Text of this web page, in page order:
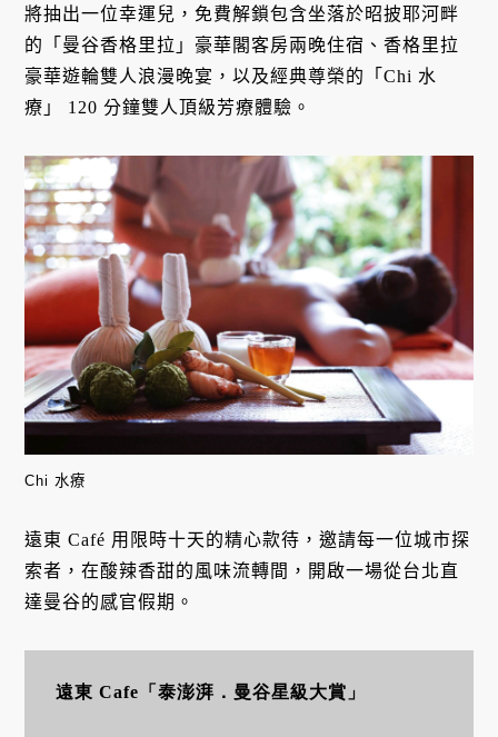
將抽出一位幸運兒，免費解鎖包含坐落於昭披耶河畔
的「曼谷香格里拉」豪華閣客房兩晚住宿、香格里拉
豪華遊輪雙人浪漫晚宴，以及經典尊榮的「Chi 水
療」 120 分鐘雙人頂級芳療體驗。
Chi 水療
遠東 Café 用限時十天的精心款待，邀請每一位城市探
索者，在酸辣香甜的風味流轉間，開啟一場從台北直
達曼谷的感官假期。
遠東 Cafe「泰澎湃．曼谷星級大賞」